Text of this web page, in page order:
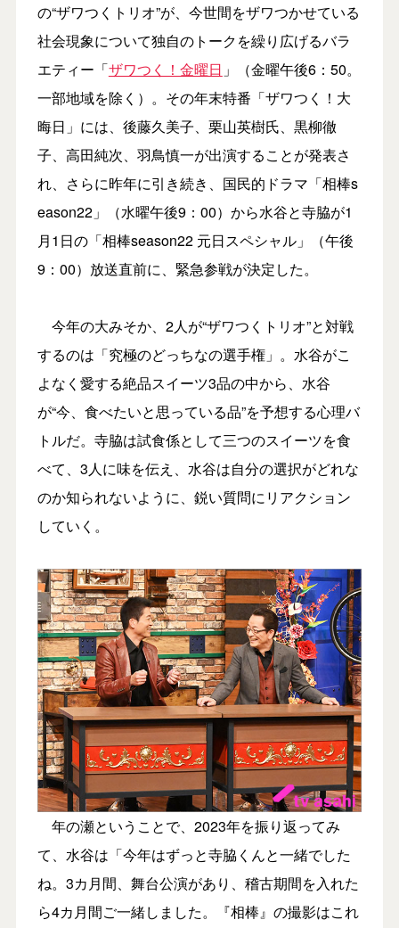
の“ザワつくトリオ”が、今世間をザワつかせている
社会現象について独自のトークを繰り広げるバラ
エティー「ザワつく！金曜日 」（金曜午後6：50。
一部地域を除く）。その年末特番「ザワつく！大
晦日」には、後藤久美子、栗山英樹氏、黒柳徹
子、高田純次、羽鳥慎一が出演することが発表さ
れ、さらに昨年に引き続き、国民的ドラマ「相棒s
eason22」（水曜午後9：00）から水谷と寺脇が1
月1日の「相棒season22 元日スペシャル」（午後
9：00）放送直前に、緊急参戦が決定した。
今年の大みそか、2人が“ザワつくトリオ”と対戦
するのは「究極のどっちなの選手権」。水谷がこ
よなく愛する絶品スイーツ3品の中から、水谷
が“今、食べたいと思っている品”を予想する心理バ
トルだ。寺脇は試食係として三つのスイーツを食
べて、3人に味を伝え、水谷は自分の選択がどれな
のか知られないように、鋭い質問にリアクション
していく。
年の瀬ということで、2023年を振り返ってみ
て、水谷は「今年はずっと寺脇くんと一緒でした
ね。3カ月間、舞台公演があり、稽古期間を入れた
ら4カ月間ご一緒しました。『相棒』の撮影はこれ